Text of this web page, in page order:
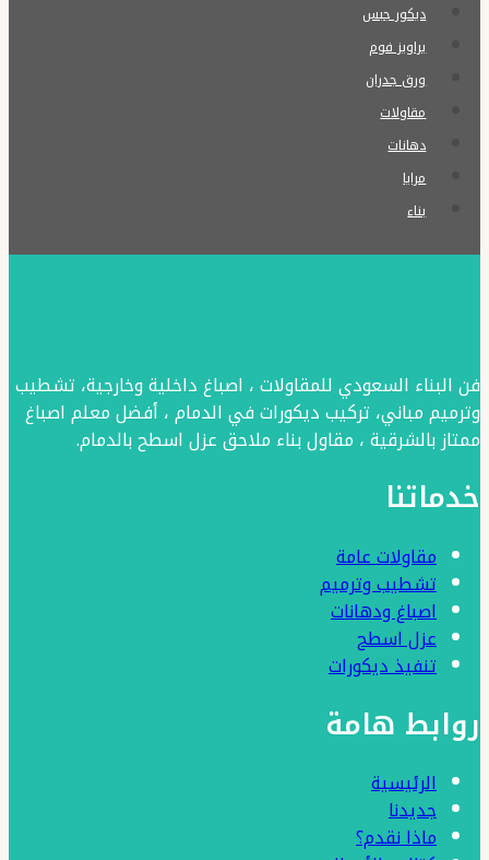
صبغ
ديكور جبس
براويز فوم
ورق جدران
مقاولات
دهانات
مرايا
بناء
فن البناء السعودي للمقاولات ، اصباغ داخلية وخارجية، تشطيب
وترميم مباني، تركيب ديكورات في الدمام ، أفضل معلم اصباغ
ممتاز بالشرقية ، مقاول بناء ملاحق عزل اسطح بالدمام.
خدماتنا
مقاولات عامة
تشطيب وترميم
اصباغ ودهانات
عزل اسطح
تنفيذ ديكورات
روابط هامة
الرئيسية
جديدنا
ماذا نقدم؟